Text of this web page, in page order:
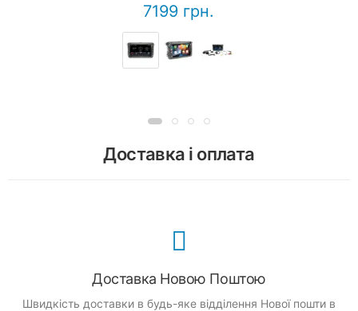
7199 грн.
Доставка і оплата
Доставка Новою Поштою
Швидкість доставки в будь-яке відділення Нової пошти в